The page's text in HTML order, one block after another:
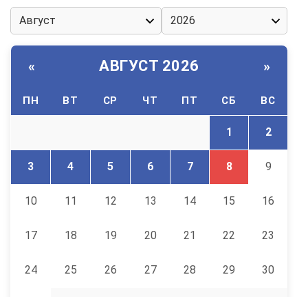
« АВГУСТ 2026 »
ПН ВТ СР ЧТ ПТ СБ ВС
1 2
3 4 5 6 7 8 9
10 11 12 13 14 15 16
17 18 19 20 21 22 23
24 25 26 27 28 29 30